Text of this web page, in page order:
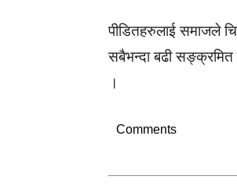
पीडितहरुलाई समाजले
सबैभन्दा बढी
।
Comments